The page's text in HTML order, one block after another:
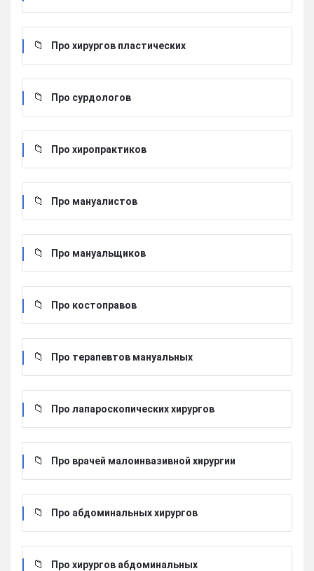
Про хирургов пластических
Про сурдологов
Про хиропрактиков
Про мануалистов
Про мануальщиков
Про костоправов
Про терапевтов мануальных
Про лапароскопических хирургов
Про врачей малоинвазивной хирургии
Про абдоминальных хирургов
Про хирургов абдоминальных